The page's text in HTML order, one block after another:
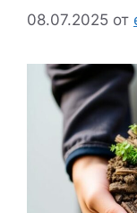
08.07.2025 от